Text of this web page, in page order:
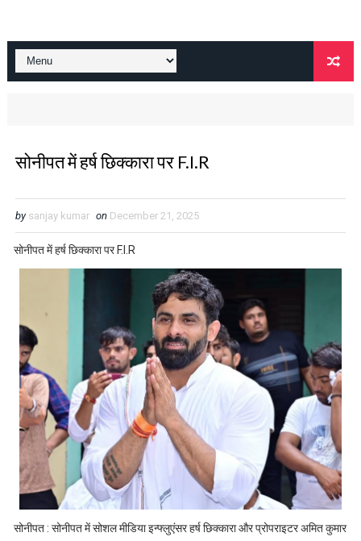
सोनीपत में हर्ष छिक्कारा पर F.I.R
by sanjay kumar on December 21, 2025
सोनीपत में हर्ष छिक्कारा पर F.I.R
सोनीपत : सोनीपत में सोशल मीडिया इन्फ्लुएंसर हर्ष छिक्कारा और प्रोपराइटर अमित कुमार